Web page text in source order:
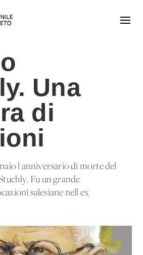
Una
di
l'anniversario di morte del
Fu un grande
salesiane nell'ex